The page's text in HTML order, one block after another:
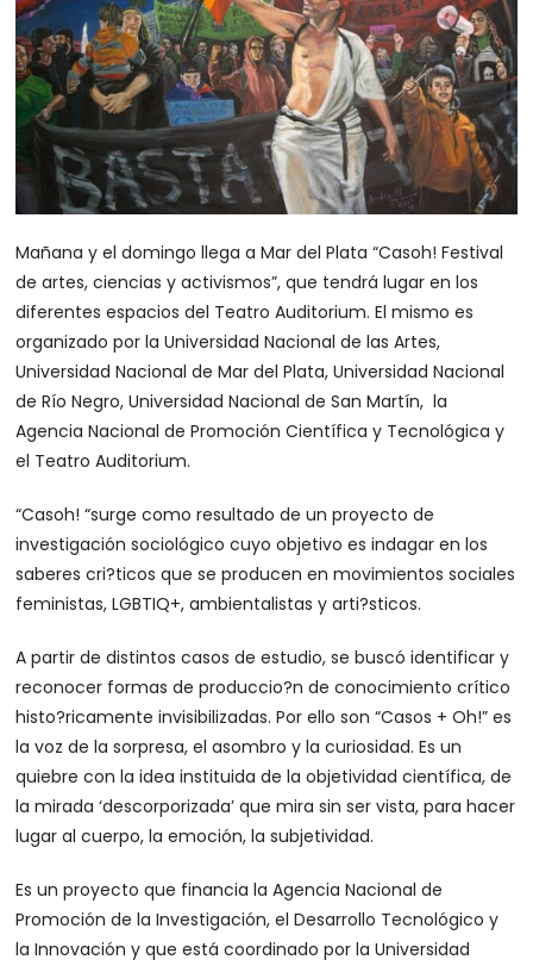
Mañana y el domingo llega a Mar del Plata “Casoh! Festival
de artes, ciencias y activismos”, que tendrá lugar en los
diferentes espacios del Teatro Auditorium. El mismo es
organizado por la Universidad Nacional de las Artes,
Universidad Nacional de Mar del Plata, Universidad Nacional
de Río Negro, Universidad Nacional de San Martín, la
Agencia Nacional de Promoción Científica y Tecnológica y
el Teatro Auditorium.
“Casoh! “surge como resultado de un proyecto de
investigación sociológico cuyo objetivo es indagar en los
saberes cri?ticos que se producen en movimientos sociales
feministas, LGBTIQ+, ambientalistas y arti?sticos.
A partir de distintos casos de estudio, se buscó identificar y
reconocer formas de produccio?n de conocimiento crítico
histo?ricamente invisibilizadas. Por ello son “Casos + Oh!” es
la voz de la sorpresa, el asombro y la curiosidad. Es un
quiebre con la idea instituida de la objetividad científica, de
la mirada ‘descorporizada’ que mira sin ser vista, para hacer
lugar al cuerpo, la emoción, la subjetividad.
Es un proyecto que financia la Agencia Nacional de
Promoción de la Investigación, el Desarrollo Tecnológico y
la Innovación y que está coordinado por la Universidad